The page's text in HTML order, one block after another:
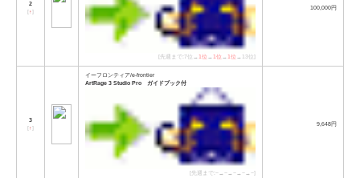
2
[↑]
[先週まで:7位→1位 →1位 →1位 →13位]
100,000円
3
[↑]
イーフロンティア/e-frontier
ArtRage 3 Studio Pro ガイドブック付
[先週まで:−→−→−→−→−]
9,648円